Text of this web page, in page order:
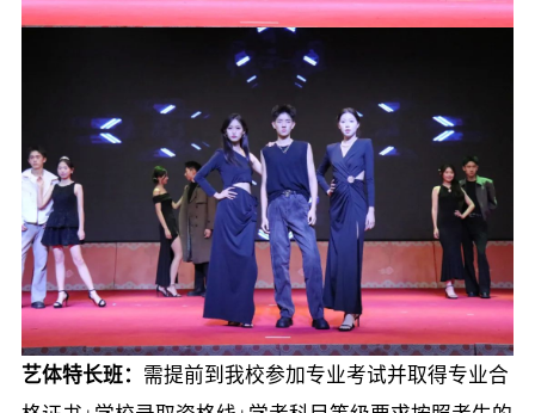
艺体特长班： 需提前到我校参加专业考试并取得专业合